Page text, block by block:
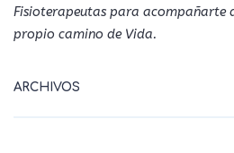
Fisioterapeutas para acompañarte
propio camino de Vida.
ARCHIVOS